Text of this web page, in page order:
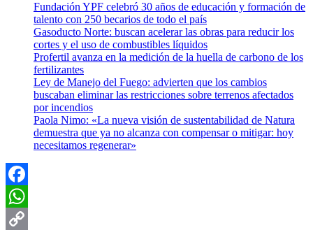
Fundación YPF celebró 30 años de educación y formación de
talento con 250 becarios de todo el país
Gasoducto Norte: buscan acelerar las obras para reducir los
cortes y el uso de combustibles líquidos
Profertil avanza en la medición de la huella de carbono de los
fertilizantes
Ley de Manejo del Fuego: advierten que los cambios
buscaban eliminar las restricciones sobre terrenos afectados
por incendios
Paola Nimo: «La nueva visión de sustentabilidad de Natura
demuestra que ya no alcanza con compensar o mitigar: hoy
necesitamos regenerar»
Facebook
WhatsApp